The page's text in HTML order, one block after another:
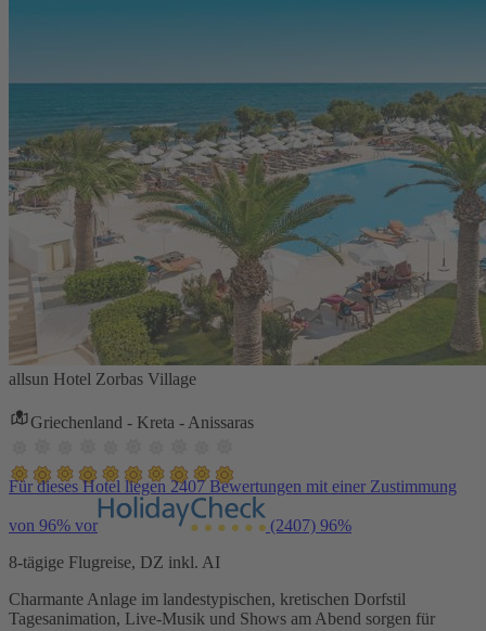
allsun Hotel Zorbas Village
Griechenland - Kreta - Anissaras
Für dieses Hotel liegen 2407 Bewertungen mit einer Zustimmung
von 96% vor (2407) 96%
8-tägige Flugreise, DZ inkl. AI
Charmante Anlage im landestypischen, kretischen Dorfstil
Tagesanimation, Live-Musik und Shows am Abend sorgen für